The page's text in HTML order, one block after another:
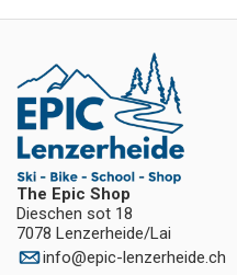
The Epic Shop
Dieschen sot 18
7078 Lenzerheide/Lai
info@epic-lenzerheide.ch